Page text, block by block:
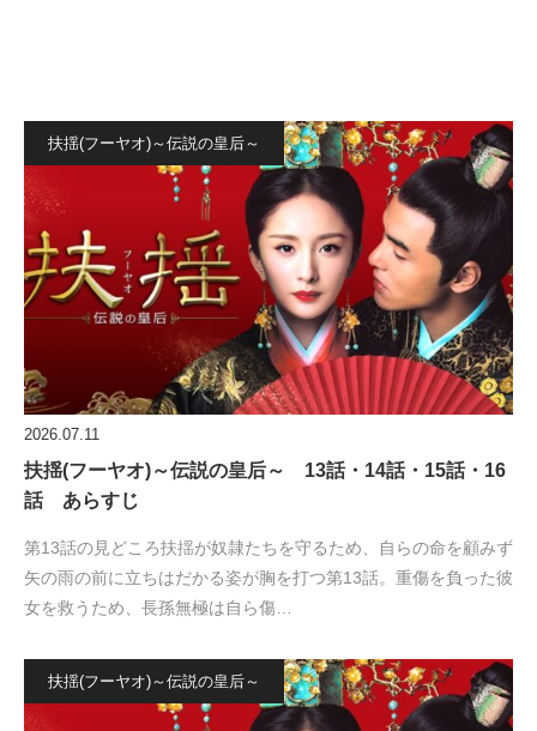
扶揺(フーヤオ)～伝説の皇后～
2026.07.11
扶揺(フーヤオ)～伝説の皇后～ 13話・14話・15話・16
話 あらすじ
第13話の見どころ扶揺が奴隷たちを守るため、自らの命を顧みず
矢の雨の前に立ちはだかる姿が胸を打つ第13話。重傷を負った彼
女を救うため、長孫無極は自ら傷…
扶揺(フーヤオ)～伝説の皇后～